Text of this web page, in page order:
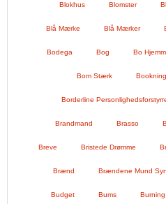
Blokhus Blomster
Blå Mærke Blå Mærker
Bodega Bog Bo
Bom Stærk
Borderline
Brandmand Brasso
Breve Bristede Drømme
Brænd Brændene Mund
Budget Bums